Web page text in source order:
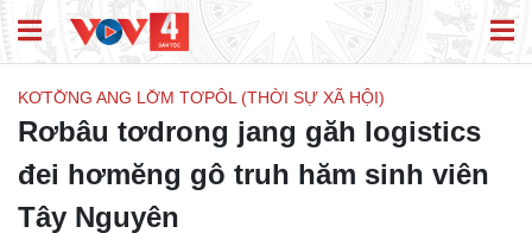
KƠTƠ̆NG ANG LƠ̆M TƠPÔL (THỜI SỰ XÃ HỘI)
Rơbâu tơdrong jang găh logistics
đei hơmĕng gô truh hăm sinh viên
Tây Nguyên